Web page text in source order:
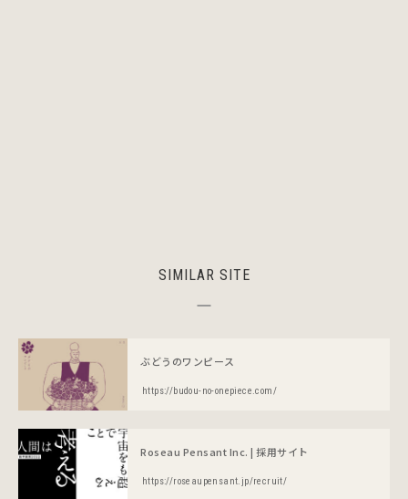
SIMILAR SITE
ぶどうのワンピース
https://budou-no-onepiece.com/
Roseau Pensant Inc. | 採用サイト
https://roseaupensant.jp/recruit/